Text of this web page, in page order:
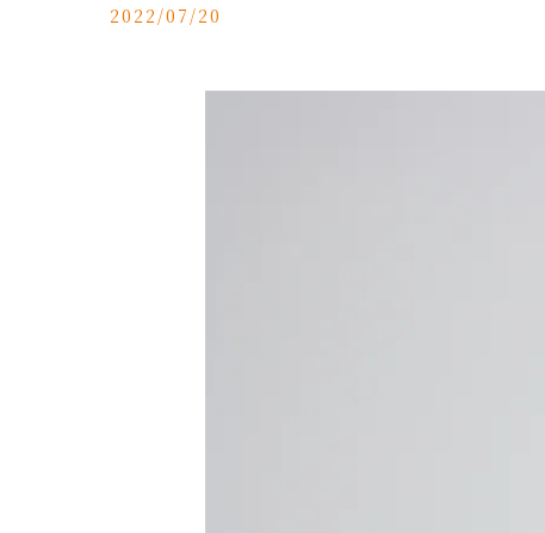
2022/07/20